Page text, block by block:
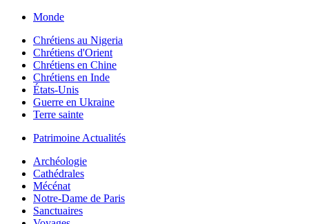
Monde
Chrétiens au Nigeria
Chrétiens d'Orient
Chrétiens en Chine
Chrétiens en Inde
États-Unis
Guerre en Ukraine
Terre sainte
Patrimoine Actualités
Archéologie
Cathédrales
Mécénat
Notre-Dame de Paris
Sanctuaires